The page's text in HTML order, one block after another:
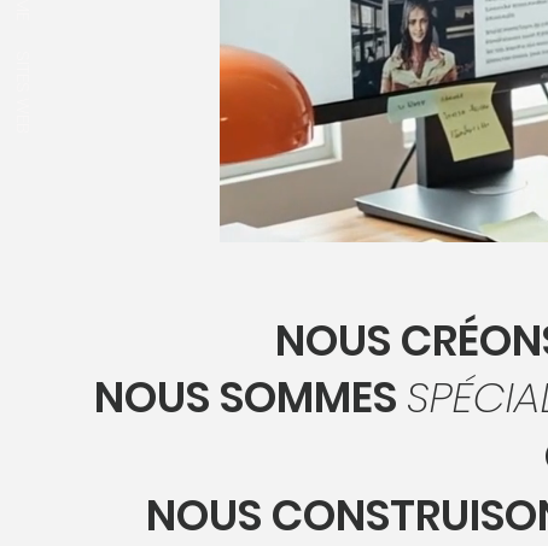
NOUS
NOUS SOMMES
NOUS